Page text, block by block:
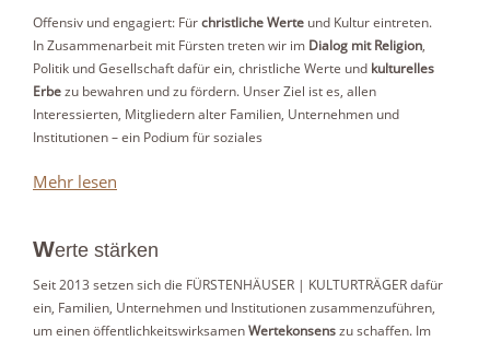
Offensiv und engagiert: Fürchristliche Werte und Kultur eintreten.
In Zusammenarbeit mit Fürsten treten wir im Dialog mit Religion,
Politik und Gesellschaft dafür ein, christliche Werte und kulturelles
Erbezu bewahren und zu fördern. Unser Ziel ist es, allen
Interessierten, Mitgliedern alter Familien, Unternehmen und
Institutionen – ein Podium für soziales
Mehr lesen
Werte stärken
Seit 2013 setzen sich die FÜRSTENHÄUSER | KULTURTRÄGER dafür
ein, Familien, Unternehmen und Institutionen zusammenzuführen,
um einen öffentlichkeitswirksamenWertekonsenszu schaffen. Im